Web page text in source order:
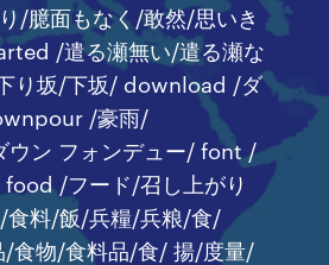
/臆面もなく/敢然/思いき
/遣る瀬無い/遣る瀬な
り坂/下坂/ download /ダ
/豪雨/
ン フォンデュー/ font /
/フード/召し上がり
食料/飯/兵糧/兵粮/食/
食物/食料品/食/ 揚/度量/